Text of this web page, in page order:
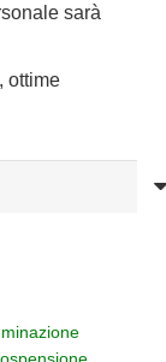
sarà
ottime